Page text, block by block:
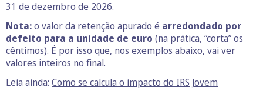
31 de dezembro de 2026.
Nota:o valor da retenção apurado é arredondado por
defeito para a unidade de euro (na prática, “corta” os
cêntimos). É por isso que, nos exemplos abaixo, vai ver
valores inteiros no final.
Leia ainda: Como se calcula o impacto do IRS Jovem